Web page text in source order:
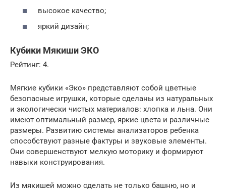
высокое качество;
яркий дизайн;
Кубики Мякиши ЭКО
Рейтинг: 4.
Мягкие кубики «Эко» представляют собой цветные
безопасные игрушки, которые сделаны из натуральных
и экологически чистых материалов: хлопка и льна. Они
имеют оптимальный размер, яркие цвета и различные
размеры. Развитию системы анализаторов ребенка
способствуют разные фактуры и звуковые элементы.
Они совершенствуют мелкую моторику и формируют
навыки конструирования.
Из мякишей можно сделать не только башню, но и